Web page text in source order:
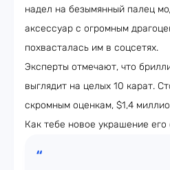
надел на безымянный палец
аксессуар с огромным
похвасталась им в соцсетях.
Эксперты отмечают, что
выглядит на целых 10 карат.
скромным оценкам, $1,4
Как тебе новое украшение его